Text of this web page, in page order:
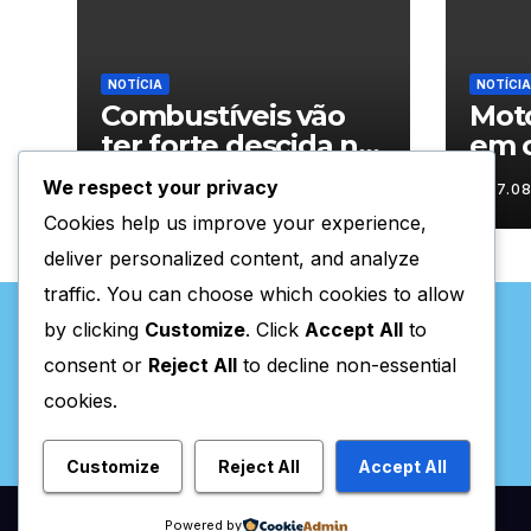
NOTÍCIA
Combustíveis vão
ter forte descida na
próxima semana
07.08.2026
NOTÍCIA
em
Valpaços Online
We respect your privacy
Cookies help us improve your experience,
deliver personalized content, and analyze
traffic. You can choose which cookies to allow
by clicking Customize. Click Accept All to
consent or Reject All to decline non-essential
cookies.
Customize Reject All Accept All
Powered by